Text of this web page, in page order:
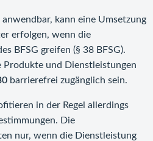
anwendbar, kann eine Umsetzung
erfolgen, wenn die
BFSG greifen (§ 38 BFSG).
Produkte und Dienstleistungen
barrierefrei zugänglich sein.
in der Regel allerdings
Die
nur, wenn die Dienstleistung